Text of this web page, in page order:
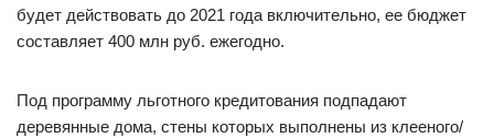
будет действовать до 2021 года включительно, ее бюджет
составляет 400 млн руб. ежегодно.
Под программу льготного кредитования подпадают
деревянные дома, стены которых выполнены из клееного/